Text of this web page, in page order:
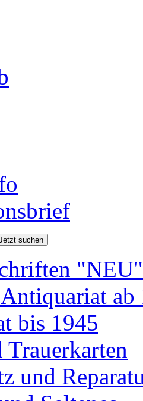
suchen
"NEU"
ab
bis 1945
und